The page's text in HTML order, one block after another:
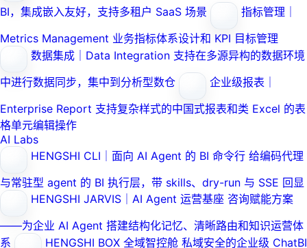
BI，集成嵌入友好，支持多租户 SaaS 场景
指标管理｜
Metrics Management 业务指标体系设计和 KPI 目标管理
数据集成｜Data Integration 支持在多源异构的数据环境
中进行数据同步，集中到分析型数仓
企业级报表｜
Enterprise Report 支持复杂样式的中国式报表和类 Excel 的表
格单元编辑操作
AI Labs
HENGSHI CLI｜面向 AI Agent 的 BI 命令行 给编码代理
与常驻型 agent 的 BI 执行层，带 skills、dry-run 与 SSE 回显
HENGSHI JARVIS｜AI Agent 运营基座 咨询赋能方案
——为企业 AI Agent 搭建结构化记忆、清晰路由和知识运营体
系
HENGSHI BOX 全域智控舱 私域安全的企业级 ChatBI